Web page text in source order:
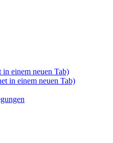
in einem neuen Tab)
in einem neuen Tab)